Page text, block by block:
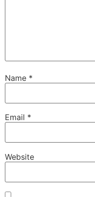
Name *
Email *
Website